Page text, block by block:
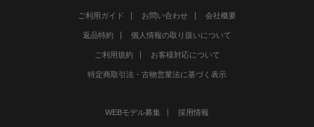
ご利用ガイド お問い合わせ 会社概要
返品特約 個人情報の取り扱いについて
ご利用規約 お客様対応について
特定商取引法・古物営業法に基づく表示
WEBモデル募集 採用情報